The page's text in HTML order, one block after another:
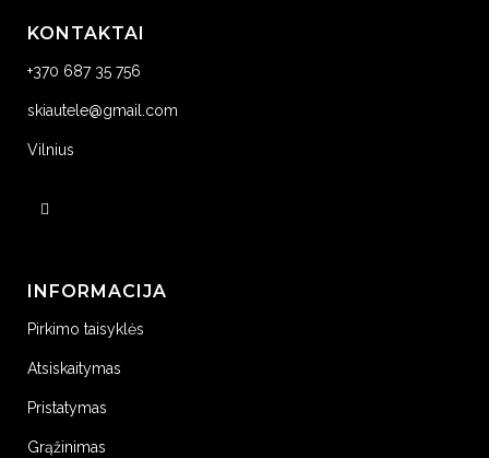
KONTAKTAI
+370 687 35 756
skiautele@gmail.com
Vilnius
INFORMACIJA
Pirkimo taisyklės
Atsiskaitymas
Pristatymas
Grąžinimas